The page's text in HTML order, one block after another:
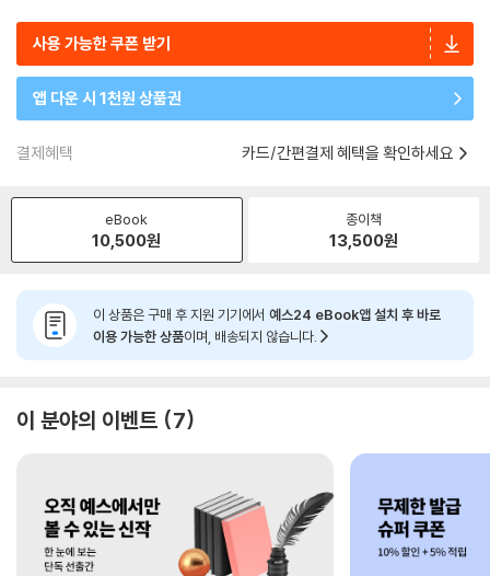
사용 가능한 쿠폰 받기
앱 다운 시 1천원 상품권
결제혜택 카드/간편결제 혜택을 확인하세요
eBook
10,500원
종이책
13,500원
이 상품은 구매 후 지원 기기에서 예스24 eBook앱 설치 후 바로
이용 가능한 상품이며, 배송되지 않습니다.
이 분야의 이벤트 7